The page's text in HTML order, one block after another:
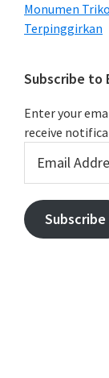
Monumen
Terpinggirkan
Subscribe to
Enter your
receive
Address
Subscribe